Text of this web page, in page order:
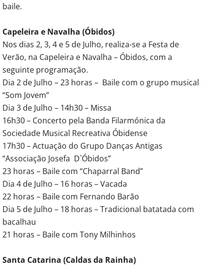
baile.
Capeleira e Navalha (Óbidos)
Nos dias 2, 3, 4 e 5 de Julho, realiza-se a Festa de
Verão, na Capeleira e Navalha – Óbidos, com a
seguinte programação.
Dia 2 de Julho – 23 horas – Baile com o grupo musical
“Som Jovem”
Dia 3 de Julho – 14h30 – Missa
16h30 – Concerto pela Banda Filarmónica da
Sociedade Musical Recreativa Óbidense
17h30 – Actuação do Grupo Danças Antigas
“Associação Josefa D`Óbidos”
23 horas – Baile com “Chaparral Band”
Dia 4 de Julho – 16 horas – Vacada
22 horas – Baile com Fernando Barão
Dia 5 de Julho – 18 horas – Tradicional batatada com
bacalhau
21 horas – Baile com Tony Milhinhos
Santa Catarina (Caldas da Rainha)